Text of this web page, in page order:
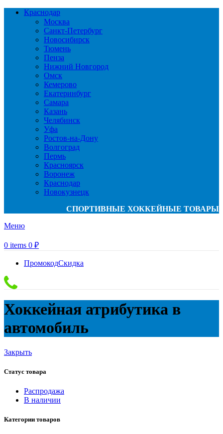
Краснодар
Москва
Санкт-Петербург
Новосибирск
Тюмень
Пенза
Нижний Новгород
Омск
Кемерово
Екатеринбург
Самара
Казань
Челябинск
Уфа
Ростов-на-Дону
Волгоград
Пермь
Красноярск
Воронеж
Краснодар
Новокузнецк
СПОРТИВНЫЕ ХОККЕЙНЫЕ ТОВАРЫ
Меню
0 items 0 ₽
ПромокодСкидка
Хоккейная атрибутика в
автомобиль
Закрыть
Статус товара
Распродажа
В наличии
Категории товаров